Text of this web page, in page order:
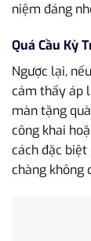
niệm đáng
Quá Cầu Kỳ
Ngược lại,
cảm thấy áp
màn tặng
công khai
cách đặc
chàng không